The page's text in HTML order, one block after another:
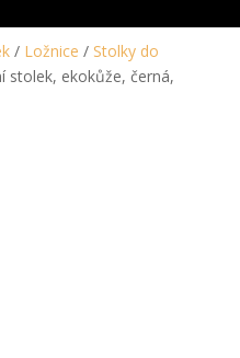
/ Ložnice / Stolky do
stolek, ekokůže, černá,